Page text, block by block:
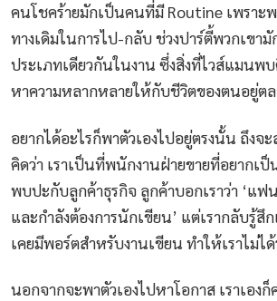
คนโชคร้ายมักเป็นคนที่มี Routine เพราะ
ทางเดิมในการไป-กลับ ช่วงปาร์ตี้พวกเขา
ประเภทเดียวกันในงาน ซึ่งสิ่งที่ไวส์แมนพ
หาความหลากหลายให้กับชีวิตของตนอยู่ต
อยากได้อะไรก็พาตัวเองไปอยู่ตรงนั้น ถึงจะ
คิดว่า เราเป็นที่พนักงานฝ่ายขายที่อยากเ
พบปะกับลูกค้าธุรกิจ ลูกค้าบอกเราว่า ‘แฟ
และกำลังต้องการนักเขียน’ แต่เรากลับรู้สึก
เคยมีพอร์ตสำหรับงานเขียน ทำให้เราไม่ไ
นอกจากจะพาตัวเองไปหาโอกาส เราเอง